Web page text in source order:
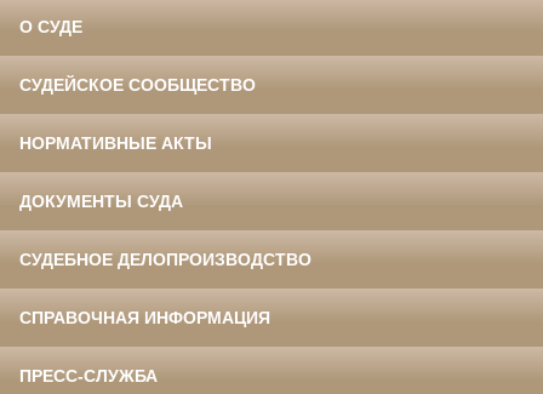
О СУДЕ
СУДЕЙСКОЕ СООБЩЕСТВО
НОРМАТИВНЫЕ АКТЫ
ДОКУМЕНТЫ СУДА
СУДЕБНОЕ ДЕЛОПРОИЗВОДСТВО
СПРАВОЧНАЯ ИНФОРМАЦИЯ
ПРЕСС-СЛУЖБА